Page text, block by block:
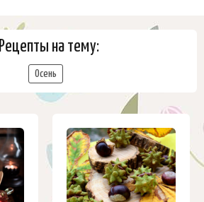
Рецепты на тему:
Осень